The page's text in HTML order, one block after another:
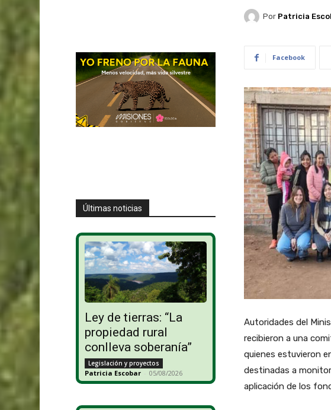
Últimas noticias
Ley de tierras: “La
propiedad rural
conlleva soberanía”
Legislación y proyectos
Patricia Escobar - 05/08/2026
Por Patricia
Facebook
Autoridades del
recibieron a una
quienes estuvieron
destinadas a
aplicación de los